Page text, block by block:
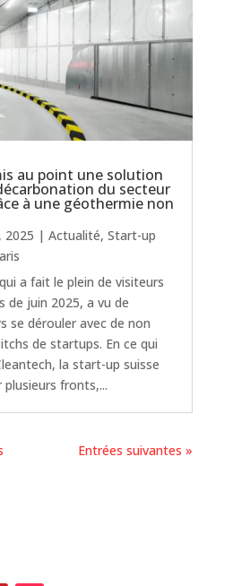
au point une solution
du secteur
à une géothermie non
2025 | Actualité, Start-up
a fait le plein de visiteurs
de juin 2025, a vu de
se dérouler avec de non
de startups. En ce qui
la start-up suisse
fronts,...
Entrées suivantes »